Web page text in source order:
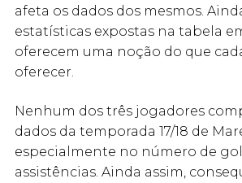
afeta os dados dos mesmos.
estatísticas expostas na tabela
oferecem uma noção do que
oferecer.
Nenhum dos três jogadores
dados da temporada 17/18 de
especialmente no número de
assistências. Ainda assim,